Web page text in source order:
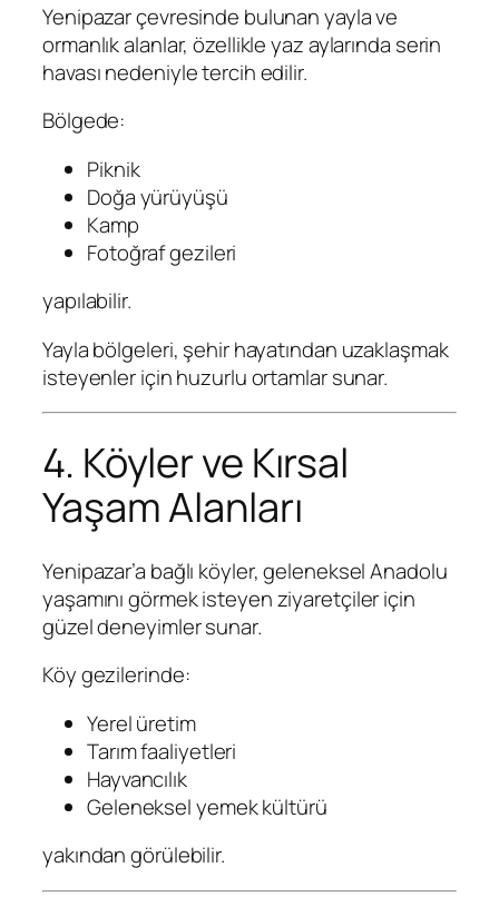
Yenipazar çevresinde bulunan yayla ve
ormanlık alanlar, özellikle yaz aylarında serin
havası nedeniyle tercih edilir.
Bölgede:
Piknik
Doğa yürüyüşü
Kamp
Fotoğraf gezileri
yapılabilir.
Yayla bölgeleri, şehir hayatından uzaklaşmak
isteyenler için huzurlu ortamlar sunar.
4. Köyler ve Kırsal
Yaşam Alanları
Yenipazar’a bağlı köyler, geleneksel Anadolu
yaşamını görmek isteyen ziyaretçiler için
güzel deneyimler sunar.
Köy gezilerinde:
Yerel üretim
Tarım faaliyetleri
Hayvancılık
Geleneksel yemek kültürü
yakından görülebilir.